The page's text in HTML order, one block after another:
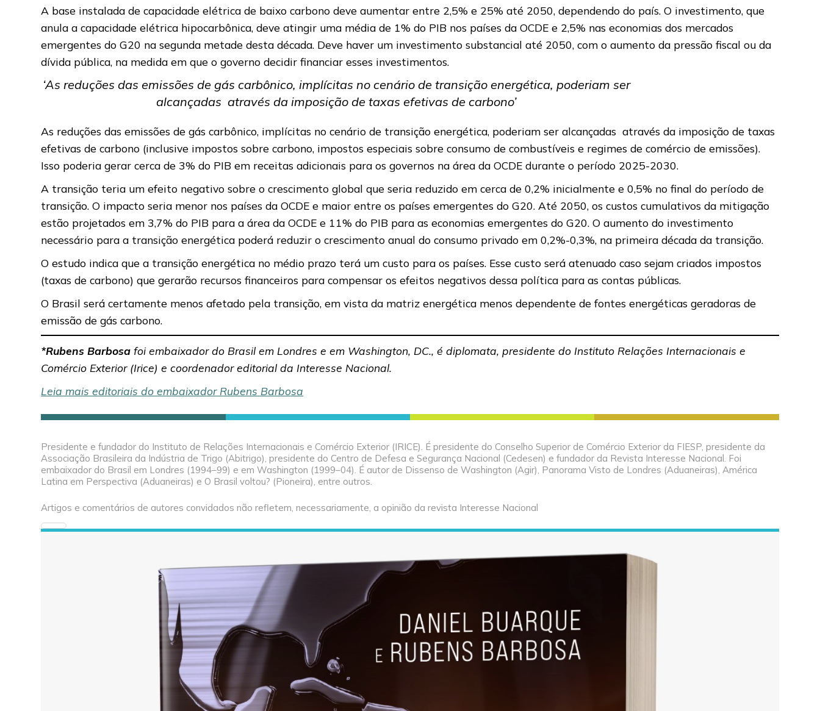
A base instalada de capacidade elétrica de baixo carbono deve aumentar entre 2,5% e 25% até 2050, dependendo do país. O investimento, que
anula a capacidade elétrica hipocarbônica, deve atingir uma média de 1% do PIB nos países da OCDE e 2,5% nas economias dos mercados
emergentes do G20 na segunda metade desta década. Deve haver um investimento substancial até 2050, com o aumento da pressão fiscal ou da
dívida pública, na medida em que o governo decidir financiar esses investimentos.
‘As reduções das emissões de gás carbônico, implícitas no cenário de transição energética, poderiam ser
alcançadas através da imposição de taxas efetivas de carbono’
As reduções das emissões de gás carbônico, implícitas no cenário de transição energética, poderiam ser alcançadas através da imposição de taxas
efetivas de carbono (inclusive impostos sobre carbono, impostos especiais sobre consumo de combustíveis e regimes de comércio de emissões).
Isso poderia gerar cerca de 3% do PIB em receitas adicionais para os governos na área da OCDE durante o período 2025-2030.
A transição teria um efeito negativo sobre o crescimento global que seria reduzido em cerca de 0,2% inicialmente e 0,5% no final do período de
transição. O impacto seria menor nos países da OCDE e maior entre os países emergentes do G20. Até 2050, os custos cumulativos da mitigação
estão projetados em 3,7% do PIB para a área da OCDE e 11% do PIB para as economias emergentes do G20. O aumento do investimento
necessário para a transição energética poderá reduzir o crescimento anual do consumo privado em 0,2%-0,3%, na primeira década da transição.
O estudo indica que a transição energética no médio prazo terá um custo para os países. Esse custo será atenuado caso sejam criados impostos
(taxas de carbono) que gerarão recursos financeiros para compensar os efeitos negativos dessa política para as contas públicas.
O Brasil será certamente menos afetado pela transição, em vista da matriz energética menos dependente de fontes energéticas geradoras de
emissão de gás carbono.
*Rubens Barbosa foi embaixador do Brasil em Londres e em Washington, DC., é diplomata, presidente do Instituto Relações Internacionais e
Comércio Exterior (Irice) e coordenador editorial da Interesse Nacional.
Leia mais editoriais do embaixador Rubens Barbosa
Presidente e fundador do Instituto de Relações Internacionais e Comércio Exterior (IRICE). É presidente do Conselho Superior de Comércio Exterior da FIESP, presidente da
Associação Brasileira da Indústria de Trigo (Abitrigo), presidente do Centro de Defesa e Segurança Nacional (Cedesen) e fundador da Revista Interesse Nacional. Foi
embaixador do Brasil em Londres (1994–99) e em Washington (1999–04). É autor de Dissenso de Washington (Agir), Panorama Visto de Londres (Aduaneiras), América
Latina em Perspectiva (Aduaneiras) e O Brasil voltou? (Pioneira), entre outros.
Artigos e comentários de autores convidados não refletem, necessariamente, a opinião da revista Interesse Nacional